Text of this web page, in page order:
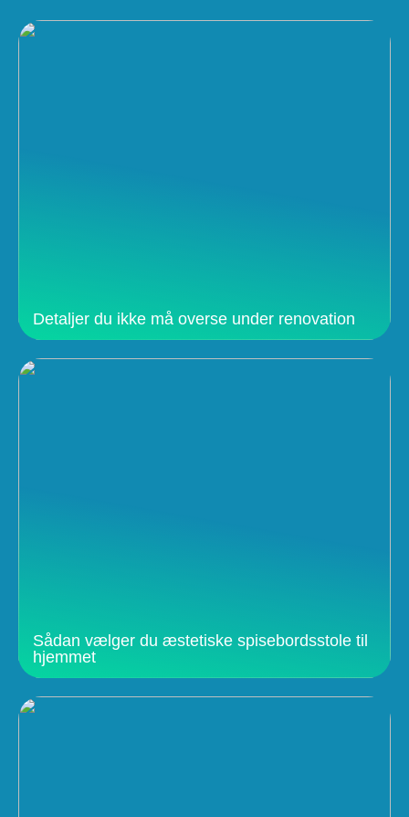
Detaljer du ikke må overse under renovation
Sådan vælger du æstetiske spisebordsstole til
hjemmet